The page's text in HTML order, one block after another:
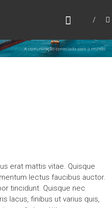
erat mattis vitae. Quisque
lectus faucibus auctor.
tincidunt. Quisque nec
lacus, finibus ut varius quis,